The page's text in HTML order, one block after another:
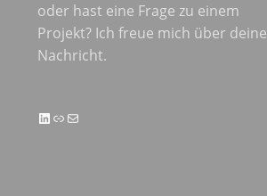
oder hast eine Frage zu einem
Projekt? Ich freue mich über deine
Nachricht.
LinkedIn
LinkE-Mail